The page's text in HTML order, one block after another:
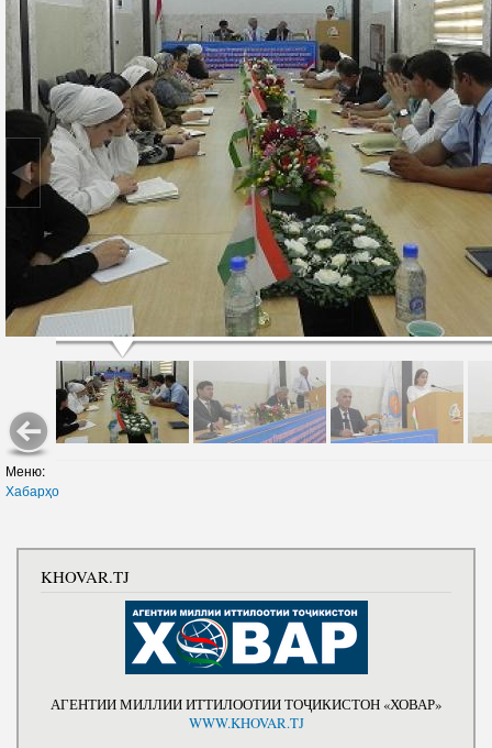
Меню:
Хабарҳо
KHOVAR.TJ
АГЕНТИИ МИЛЛИИ ИТТИЛООТИИ ТОҶИКИСТОН «ХОВАР»
WWW.KHOVAR.TJ